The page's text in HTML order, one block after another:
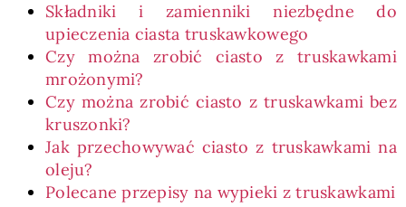
Składniki i zamienniki niezbędne do
upieczenia ciasta truskawkowego
Czy można zrobić ciasto z truskawkami
mrożonymi?
Czy można zrobić ciasto z truskawkami bez
kruszonki?
Jak przechowywać ciasto z truskawkami na
oleju?
Polecane przepisy na wypieki z truskawkami